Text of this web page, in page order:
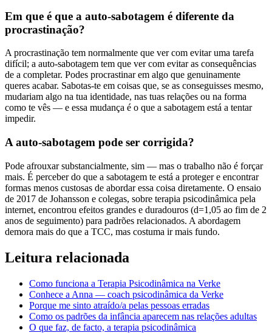
Em que é que a auto-sabotagem é diferente da
procrastinação?
A procrastinação tem normalmente que ver com evitar uma tarefa
difícil; a auto-sabotagem tem que ver com evitar as consequências
de a completar. Podes procrastinar em algo que genuinamente
queres acabar. Sabotas-te em coisas que, se as conseguisses mesmo,
mudariam algo na tua identidade, nas tuas relações ou na forma
como te vês — e essa mudança é o que a sabotagem está a tentar
impedir.
A auto-sabotagem pode ser corrigida?
Pode afrouxar substancialmente, sim — mas o trabalho não é forçar
mais. É perceber do que a sabotagem te está a proteger e encontrar
formas menos custosas de abordar essa coisa diretamente. O ensaio
de 2017 de Johansson e colegas, sobre terapia psicodinâmica pela
internet, encontrou efeitos grandes e duradouros (d=1,05 ao fim de 2
anos de seguimento) para padrões relacionados. A abordagem
demora mais do que a TCC, mas costuma ir mais fundo.
Leitura relacionada
Como funciona a Terapia Psicodinâmica na Verke
Conhece a Anna — coach psicodinâmica da Verke
Porque me sinto atraído/a pelas pessoas erradas
Como os padrões da infância aparecem nas relações adultas
O que faz, de facto, a terapia psicodinâmica